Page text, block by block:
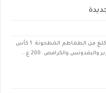
الحريرة المقادير 1 كأس من الشعرية 1 كلغ من الطماطم المطحونة 1 كأس